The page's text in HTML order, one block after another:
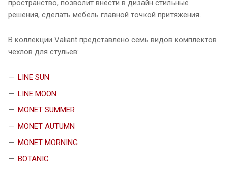
пространство, позволит внести в дизайн стильные
решения, сделать мебель главной точкой притяжения.
В коллекции Valiant представлено семь видов комплектов
чехлов для стульев:
LINE SUN
LINE MOON
MONET SUMMER
MONET AUTUMN
MONET MORNING
BOTANIC